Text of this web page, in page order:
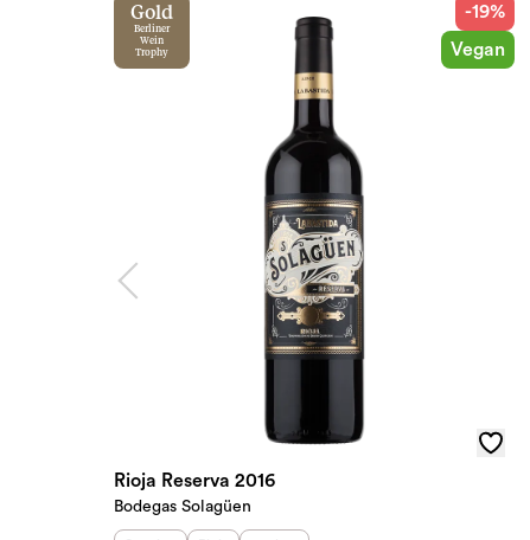
Gold
Berliner
Wein
Trophy
-19%
Vegan
Rioja Reserva 2016
Bodegas Solagüen